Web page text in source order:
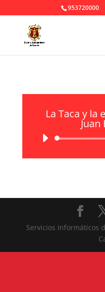
953720000
La Taca y la
Servicios Informáticos